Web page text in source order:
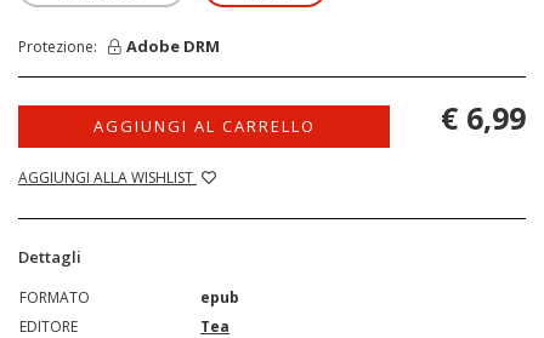
Protezione: Adobe DRM
AGGIUNGI AL CARRELLO
AGGIUNGI ALLA WISHLIST
€ 6,99
Dettagli
FORMATO
epub
EDITORE
Tea